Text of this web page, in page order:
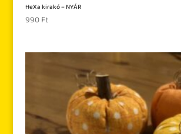
HeXa kirakó – NYÁR
990Ft